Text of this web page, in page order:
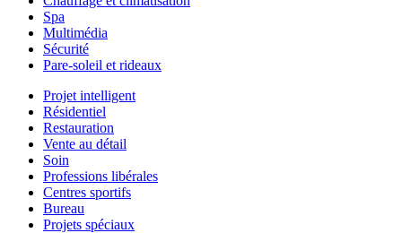
Spa
Multimédia
Sécurité
Pare-soleil et rideaux
Projet intelligent
Résidentiel
Restauration
Vente au détail
Soin
Professions libérales
Centres sportifs
Bureau
Projets spéciaux